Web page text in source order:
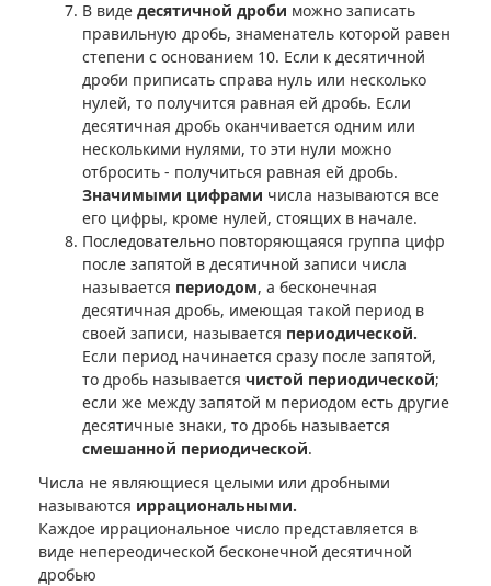
В виде десятичной дроби можно записать
правильную дробь, знаменатель которой равен
степени с основанием 10. Если к десятичной
дроби приписать справа нуль или несколько
нулей, то получится равная ей дробь. Если
десятичная дробь оканчивается одним или
несколькими нулями, то эти нули можно
отбросить - получиться равная ей дробь.
Значимыми цифрами числа называются все
его цифры, кроме нулей, стоящих в начале.
Последовательно повторяющаяся группа цифр
после запятой в десятичной записи числа
называется периодом, а бесконечная
десятичная дробь, имеющая такой период в
своей записи, называется периодической.
Если период начинается сразу после запятой,
то дробь называется чистой периодической;
если же между запятой м периодом есть другие
десятичные знаки, то дробь называется
смешанной периодической.
Числа не являющиеся целыми или дробными
называются иррациональными.
Каждое иррациональное число представляется в
виде непереодической бесконечной десятичной
дробью